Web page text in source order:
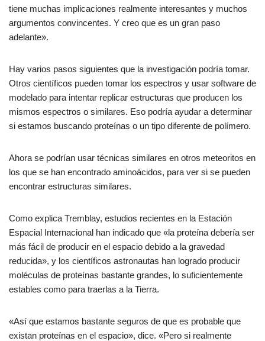
tiene muchas implicaciones realmente interesantes y muchos
argumentos convincentes. Y creo que es un gran paso
adelante».
Hay varios pasos siguientes que la investigación podría tomar.
Otros científicos pueden tomar los espectros y usar software de
modelado para intentar replicar estructuras que producen los
mismos espectros o similares. Eso podría ayudar a determinar
si estamos buscando proteínas o un tipo diferente de polímero.
Ahora se podrían usar técnicas similares en otros meteoritos en
los que se han encontrado aminoácidos, para ver si se pueden
encontrar estructuras similares.
Como explica Tremblay, estudios recientes en la Estación
Espacial Internacional han indicado que «la proteína debería ser
más fácil de producir en el espacio debido a la gravedad
reducida», y los científicos astronautas han logrado producir
moléculas de proteínas bastante grandes, lo suficientemente
estables como para traerlas a la Tierra.
«Así que estamos bastante seguros de que es probable que
existan proteínas en el espacio», dice. «Pero si realmente